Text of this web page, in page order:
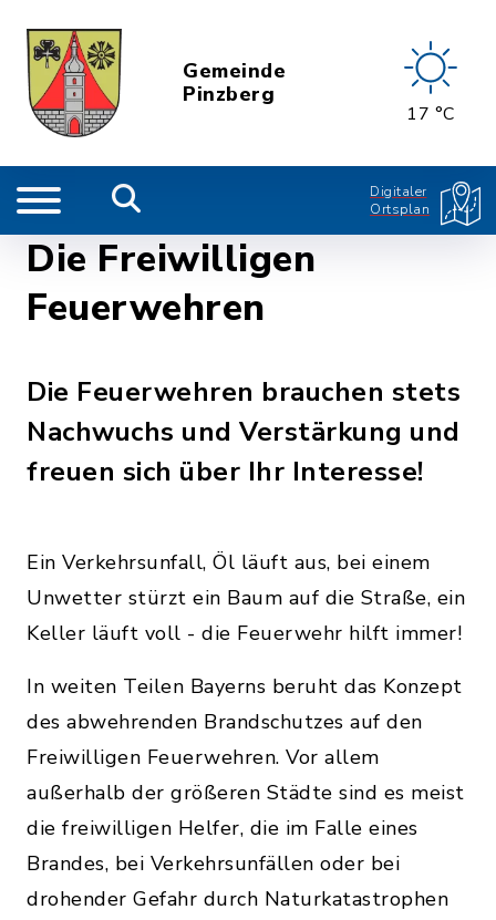
Gemeinde
Pinzberg
17 °C
Digitaler
Ortsplan
Die Freiwilligen
Feuerwehren
Die Feuerwehren brauchen stets
Nachwuchs und Verstärkung und
freuen sich über Ihr Interesse!
Ein Verkehrsunfall, Öl läuft aus, bei einem
Unwetter stürzt ein Baum auf die Straße, ein
Keller läuft voll - die Feuerwehr hilft immer!
In weiten Teilen Bayerns beruht das Konzept
des abwehrenden Brandschutzes auf den
Freiwilligen Feuerwehren. Vor allem
außerhalb der größeren Städte sind es meist
die freiwilligen Helfer, die im Falle eines
Brandes, bei Verkehrsunfällen oder bei
drohender Gefahr durch Naturkatastrophen